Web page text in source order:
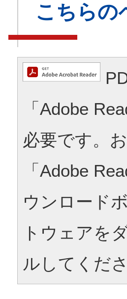
こちらの
「Adobe
必要です。
「Adobe
ウンロード
トウェアを
ルしてくださ